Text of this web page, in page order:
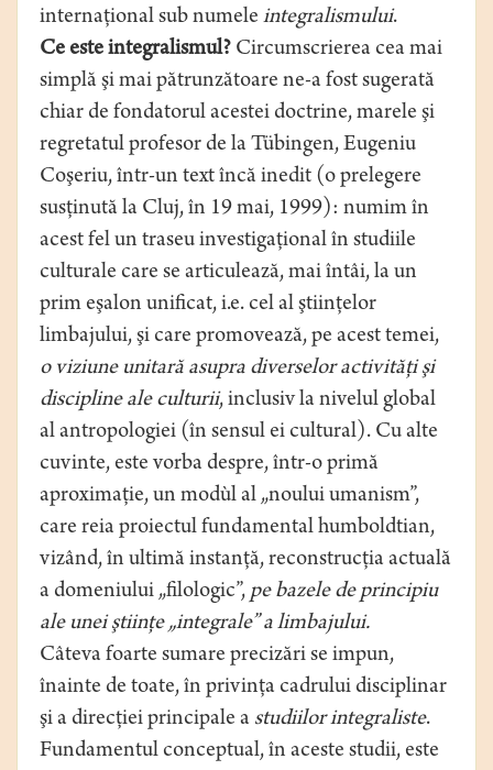
internaţional sub numele integralismului.
Ce este integralismul? Circumscrierea cea mai
simplă şi mai pătrunzătoare ne-a fost sugerată
chiar de fondatorul acestei doctrine, marele şi
regretatul profesor de la Tübingen, Eugeniu
Coşeriu, într-un text încă inedit (o prelegere
susţinută la Cluj, în 19 mai, 1999): numim în
acest fel un traseu investigaţional în studiile
culturale care se articulează, mai întâi, la un
prim eşalon unificat, i.e. cel al ştiinţelor
limbajului, şi care promovează, pe acest temei,
o viziune unitară asupra diverselor activităţi şi
discipline ale culturii, inclusiv la nivelul global
al antropologiei (în sensul ei cultural). Cu alte
cuvinte, este vorba despre, într-o primă
aproximaţie, un modùl al „noului umanism”,
care reia proiectul fundamental humboldtian,
vizând, în ultimă instanţă, reconstrucţia actuală
a domeniului „filologic”, pe bazele de principiu
ale unei ştiinţe „integrale” a limbajului.
Câteva foarte sumare precizări se impun,
înainte de toate, în privinţa cadrului disciplinar
şi a direcţiei principale a studiilor integraliste.
Fundamentul conceptual, în aceste studii, este